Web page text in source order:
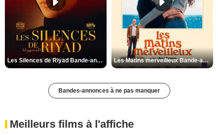
Les Silences de Riyad Bande-annonce VO STFR Les Matins merveilleux Bande-annonce VF
Bandes-annonces à ne pas manquer
Meilleurs films à l'affiche